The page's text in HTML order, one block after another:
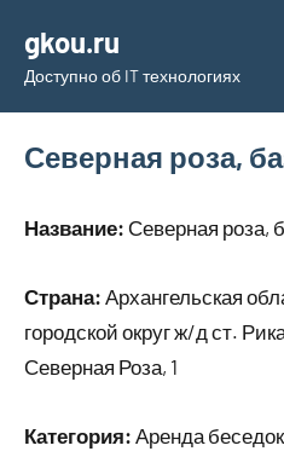
содержимому
gkou.ru
Доступно об IT технологиях
Северная роза,
Название: Северная роза,
Страна: Архангельская
городской округ ж/д ст.
Северная Роза, 1
Категория: Аренда